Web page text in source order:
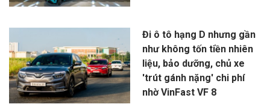
Đi ô tô hạng D nhưng gần
như không tốn tiền nhiên
liệu, bảo dưỡng, chủ xe
'trút gánh nặng' chi phí
nhờ VinFast VF 8